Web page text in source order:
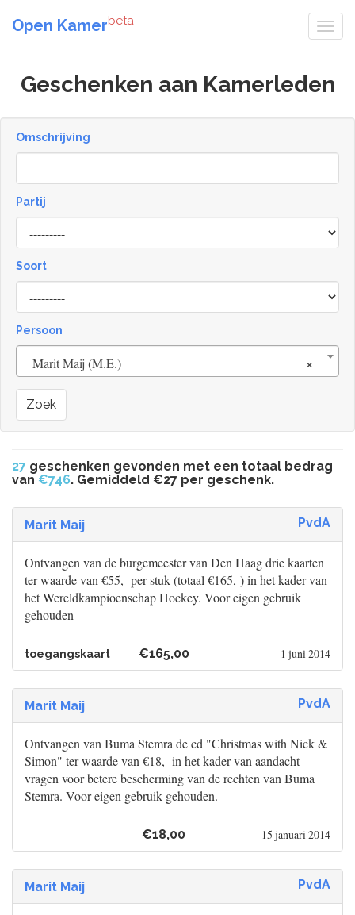
Open Kamerbeta
Geschenken aan Kamerleden
Omschrijving
Partij
Soort
Type
Persoon
×
Marit Maij (M.E.)
Zoek
27 geschenken gevonden met een totaal bedrag
van €746. Gemiddeld €27 per geschenk.
Marit Maij PvdA
Ontvangen van de burgemeester van Den Haag drie kaarten
ter waarde van €55,- per stuk (totaal €165,-) in het kader van
het Wereldkampioenschap Hockey. Voor eigen gebruik
gehouden
toegangskaart €165,00 1 juni 2014
Marit Maij PvdA
Ontvangen van Buma Stemra de cd "Christmas with Nick &
Simon" ter waarde van €18,- in het kader van aandacht
vragen voor betere bescherming van de rechten van Buma
Stemra. Voor eigen gebruik gehouden.
€18,00 15 januari 2014
Marit Maij PvdA